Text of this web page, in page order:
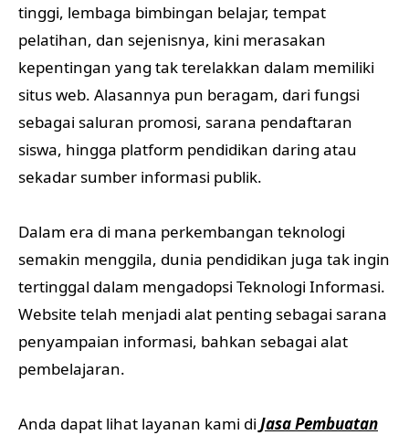
tinggi, lembaga bimbingan belajar, tempat
pelatihan, dan sejenisnya, kini merasakan
kepentingan yang tak terelakkan dalam memiliki
situs web. Alasannya pun beragam, dari fungsi
sebagai saluran promosi, sarana pendaftaran
siswa, hingga platform pendidikan daring atau
sekadar sumber informasi publik.
Dalam era di mana perkembangan teknologi
semakin menggila, dunia pendidikan juga tak ingin
tertinggal dalam mengadopsi Teknologi Informasi.
Website telah menjadi alat penting sebagai sarana
penyampaian informasi, bahkan sebagai alat
pembelajaran.
Anda dapat lihat layanan kami di Jasa Pembuatan